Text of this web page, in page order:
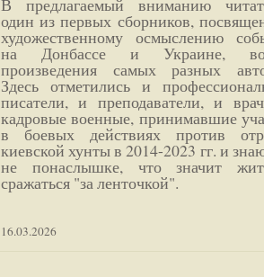
В предлагаемый вниманию
один из первых сборников,
художественному осмыслению
на Донбассе и Украине,
произведения самых разных
Здесь отметились и
писатели, и преподаватели, и
кадровые военные, принимавшие
в боевых действиях против
киевской хунты в 2014-2023 гг. и
не понаслышке, что значит
сражаться "за ленточкой".
16.03.2026